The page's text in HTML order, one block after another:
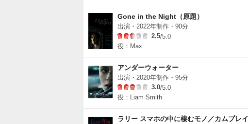
Gone in the Night（原題）
出演・2022年制作・90分
2.5/5.0
役：Max
アンダーウォーター
出演・2020年制作・95分
3.0/5.0
役：Liam Smith
ラリー スマホの中に棲むモノ／カムプレイ